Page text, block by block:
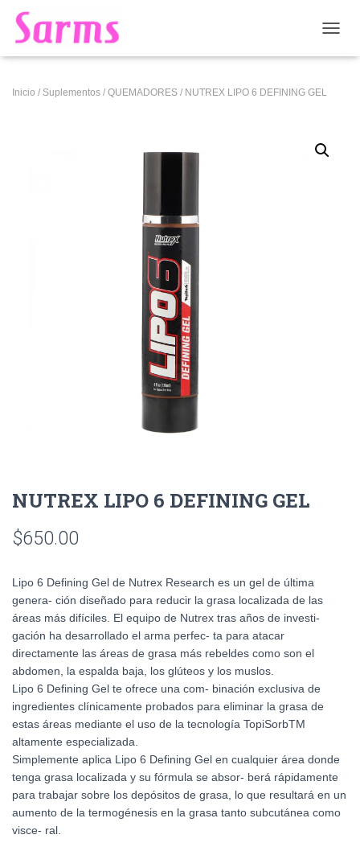
Inicio / Suplementos / QUEMADORES / NUTREX LIPO 6 DEFINING GEL
NUTREX LIPO 6 DEFINING GEL
$650.00
Lipo 6 Defining Gel de Nutrex Research es un gel de última
genera- ción diseñado para reducir la grasa localizada de las
áreas más difíciles. El equipo de Nutrex tras años de investi-
gación ha desarrollado el arma perfec- ta para atacar
directamente las áreas de grasa más rebeldes como son el
abdomen, la espalda baja, los glúteos y los muslos.
Lipo 6 Defining Gel te ofrece una com- binación exclusiva de
ingredientes clínicamente probados para eliminar la grasa de
estas áreas mediante el uso de la tecnología TopiSorbTM
altamente especializada.
Simplemente aplica Lipo 6 Defining Gel en cualquier área donde
tenga grasa localizada y su fórmula se absor- berá rápidamente
para trabajar sobre los depósitos de grasa, lo que resultará en un
aumento de la termogénesis en la grasa tanto subcutánea como
visce- ral.